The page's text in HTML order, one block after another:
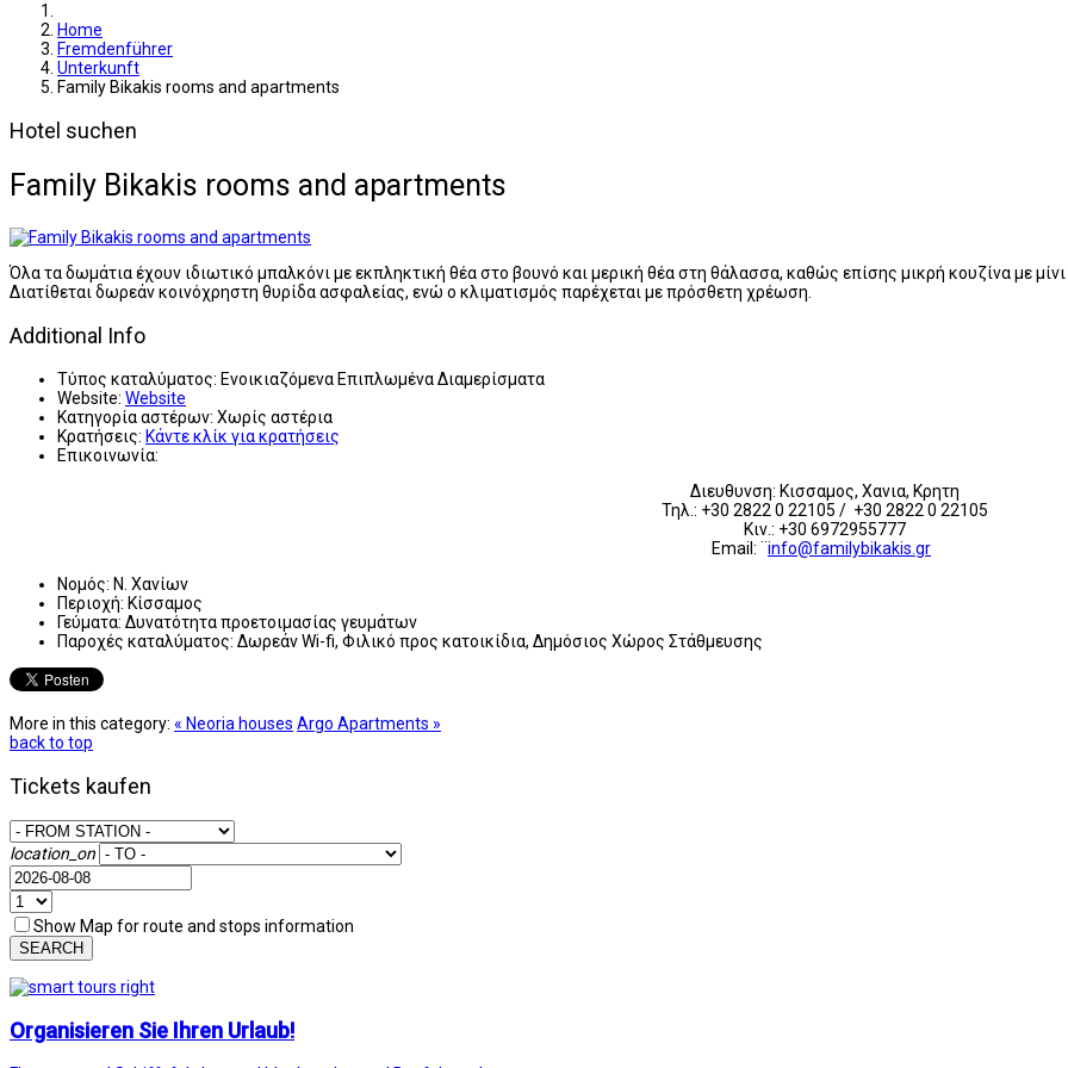
Home
Fremdenführer
Unterkunft
Family Bikakis rooms and apartments
Hotel suchen
Family Bikakis rooms and apartments
Όλα τα δωμάτια έχουν ιδιωτικό μπαλκόνι με εκπληκτική θέα στο βουνό και μερική θέα στη θάλασσα, καθώς επίσης μικρή κουζίνα με μίνι
Διατίθεται δωρεάν κοινόχρηστη θυρίδα ασφαλείας, ενώ ο κλιματισμός παρέχεται με πρόσθετη χρέωση.
Additional Info
Τύπος καταλύματος: Ενοικιαζόμενα Επιπλωμένα Διαμερίσματα
Website: Website
Κατηγορία αστέρων: Χωρίς αστέρια
Κρατήσεις: Κάντε κλίκ για κρατήσεις
Επικοινωνία:
Διευθυνση: Κισσαμος, Χανια, Κρητη
Τηλ.: +30 2822 0 22105 / +30 2822 0 22105
Κιν.: +30 6972955777
Email: ¨info@familybikakis.gr
Νομός: Ν. Χανίων
Περιοχή: Κίσσαμος
Γεύματα: Δυνατότητα προετοιμασίας γευμάτων
Παροχές καταλύματος: Δωρεάν Wi-fi, Φιλικό προς κατοικίδια, Δημόσιος Χώρος Στάθμευσης
More in this category: « Neoria houses Argo Apartments »
back to top
Tickets kaufen
location_on
Show Map for route and stops information
SEARCH
Organisieren Sie Ihren Urlaub!